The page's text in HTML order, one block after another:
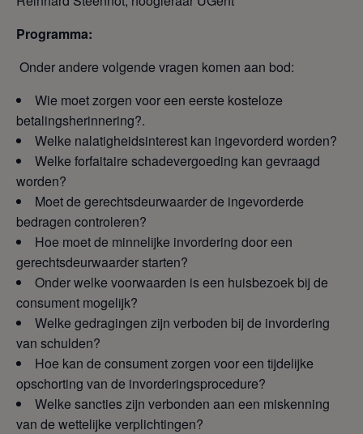
Programma:
Onder andere volgende vragen komen aan bod:
Wie moet zorgen voor een eerste kosteloze
betalingsherinnering?.
Welke nalatigheidsinterest kan ingevorderd worden?
Welke forfaitaire schadevergoeding kan gevraagd
worden?
Moet de gerechtsdeurwaarder de ingevorderde
bedragen controleren?
Hoe moet de minnelijke invordering door een
gerechtsdeurwaarder starten?
Onder welke voorwaarden is een huisbezoek bij de
consument mogelijk?
Welke gedragingen zijn verboden bij de invordering
van schulden?
Hoe kan de consument zorgen voor een tijdelijke
opschorting van de invorderingsprocedure?
Welke sancties zijn verbonden aan een miskenning
van de wettelijke verplichtingen?